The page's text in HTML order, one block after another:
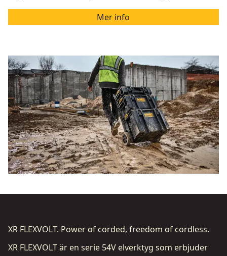
Mer info
XR FLEXVOLT. Power of corded, freedom of cordless.
XR FLEXVOLT är en serie 54V elverktyg som erbjuder